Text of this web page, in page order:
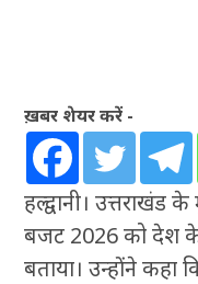
ख़बर शेयर करें -
हल्द्वानी। उत्तराखंड
बजट 2026 को देश
बताया। उन्होंने